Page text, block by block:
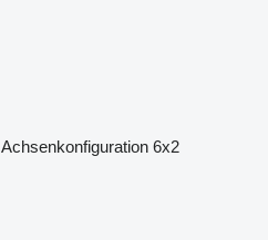
Achsenkonfiguration 6x2